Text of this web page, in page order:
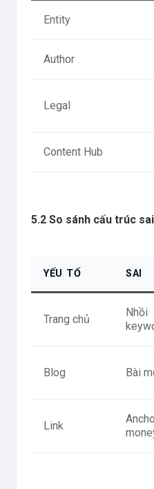
Entity
Author
Legal
Content Hub
5.2 So sánh cấu trúc
YẾU TỐ SAI
Trang chủ
Nhồi
Blog Bài
Link